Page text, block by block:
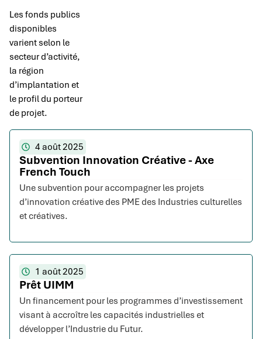
Les fonds publics
disponibles
varient selon le
secteur d’activité,
la région
d’implantation et
le profil du porteur
de projet.
4 août 2025
Subvention Innovation Créative - Axe
French Touch
Une subvention pour accompagner les projets
d’innovation créative des PME des Industries culturelles
et créatives.
1 août 2025
Prêt UIMM
Un financement pour les programmes d’investissement
visant à accroître les capacités industrielles et
développer l’Industrie du Futur.